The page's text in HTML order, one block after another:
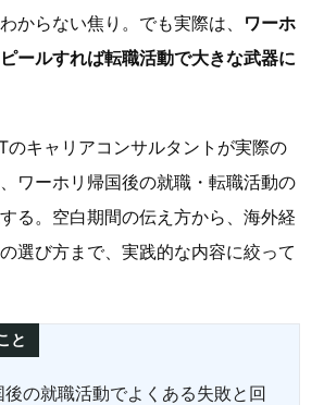
からない焦り。でも実際は、 ワーホ
ールすれば転職活動で大きな武器に
のキャリアコンサルタントが実際の
ワーホリ帰国後の就職・転職活動の
る。空白期間の伝え方から、海外経
選び方まで、実践的な内容に絞って
と
後の就職活動でよくある失敗と回